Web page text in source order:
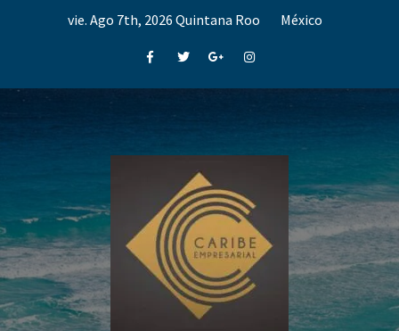
vie. Ago 7th, 2026 Quintana Roo México
FacebookTwitterGoogle+Instagram